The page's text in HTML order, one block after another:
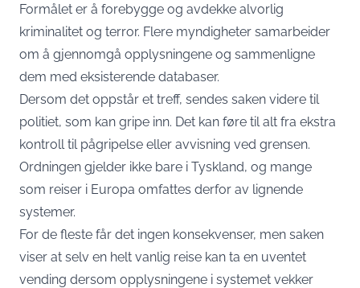
Formålet er å forebygge og avdekke alvorlig
kriminalitet og terror. Flere myndigheter samarbeider
om å gjennomgå opplysningene og sammenligne
dem med eksisterende databaser.
Dersom det oppstår et treff, sendes saken videre til
politiet, som kan gripe inn. Det kan føre til alt fra ekstra
kontroll til pågripelse eller avvisning ved grensen.
Ordningen gjelder ikke bare i Tyskland, og mange
som reiser i Europa omfattes derfor av lignende
systemer.
For de fleste får det ingen konsekvenser, men saken
viser at selv en helt vanlig reise kan ta en uventet
vending dersom opplysningene i systemet vekker